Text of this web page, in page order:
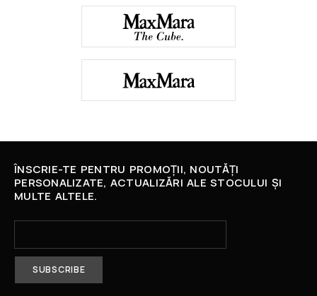
ÎNSCRIE-TE PENTRU PROMOȚII, NOUTĂȚI
PERSONALIZATE, ACTUALIZĂRI ALE STOCULUI ȘI
MULTE ALTELE.